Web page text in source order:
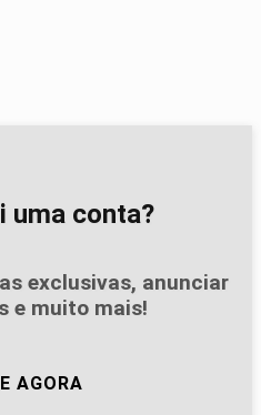
uma conta?
exclusivas, anunciar
e muito mais!
AGORA